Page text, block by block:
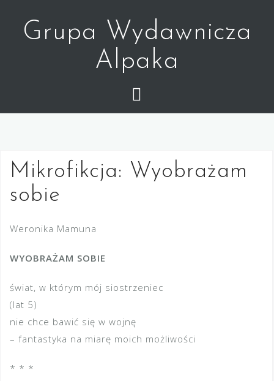
contentGrupa Wydawnicza
Alpaka
Mikrofikcja: Wyobrażam
sobie
Weronika Mamuna
WYOBRAŻAM SOBIE
świat, w którym mój siostrzeniec
(lat 5)
nie chce bawić się w wojnę
– fantastyka na miarę moich możliwości
* * *